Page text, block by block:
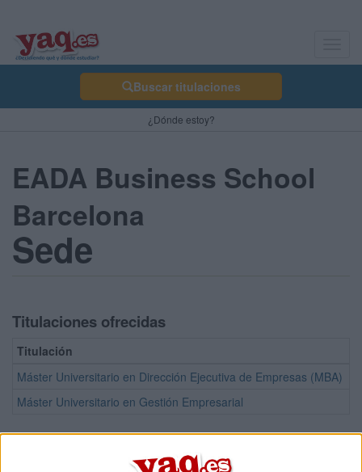
Buscar titulaciones
¿Dónde estoy?
EADA Business School
Barcelona
Sede
Titulaciones ofrecidas
Titulación
Máster Universitario en Dirección Ejecutiva de Empresas (MBA)
Máster Universitario en Gestión Empresarial
¡Síguenos en Facebook!